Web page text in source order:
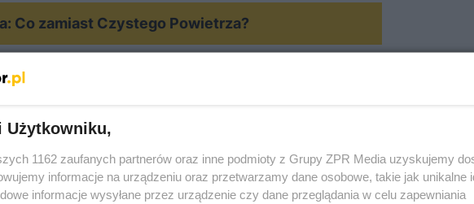
Co zamiast Czystego Powietrza?
Użytkowniku,
1162 zaufanych partnerów oraz inne podmioty z Grupy ZPR Media uzyskujemy
informacje na urządzeniu oraz przetwarzamy dane osobowe, takie jak unikalne
informacje wysyłane przez urządzenie czy dane przeglądania w celu zapewniania